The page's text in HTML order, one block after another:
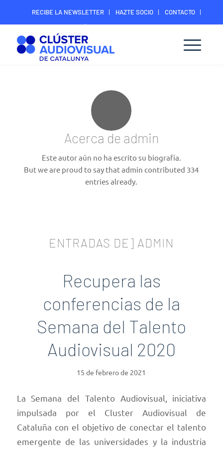
RECIBE LA NEWSLETTER HAZTE SOCIO
CONTACTO
ÁREA DIGITAL SOCIOS
Acerca de admin
Este autor aún no ha escrito su biografía.
But we are proud to say thatadmin contributed 334
entries already.
ENTRADAS DE] ADMIN
Recupera las
conferencias de la
Semana del Talento
Audiovisual 2020
15 de febrero de 2021
La Semana del Talento Audiovisual, iniciativa
impulsada por el Cluster Audiovisual de
Cataluña con el objetivo de conectar el talento
emergente de las universidades y la industria